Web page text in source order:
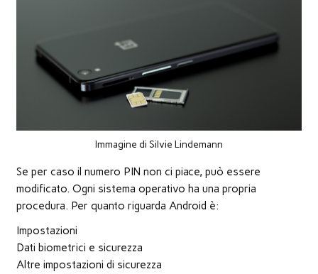
Immagine di Silvie Lindemann
Se per caso il numero PIN non ci piace, può essere
modificato. Ogni sistema operativo ha una propria
procedura. Per quanto riguarda Android è:
Impostazioni
Dati biometrici e sicurezza
Altre impostazioni di sicurezza